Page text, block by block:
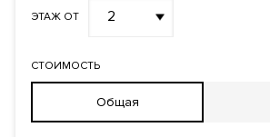
правообладания
Фонд
ЭТАЖ ОТ 2
СТОИМОСТЬ
Общая